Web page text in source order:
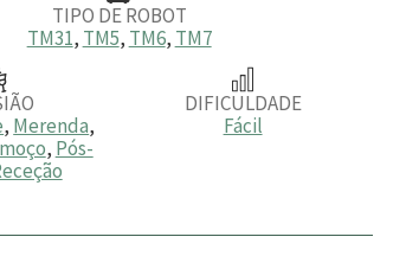
TIPO DE ROBOT
TM31, TM5, TM6, TM7
, Merenda,
, Pós-
DIFICULDADE
Fácil